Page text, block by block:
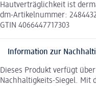
Hautverträglichkeit ist
dm-Artikelnummer:
GTIN 4066447717303
Information zur
Dieses Produkt verfügt
Nachhaltigkeits-Siegel. Mit